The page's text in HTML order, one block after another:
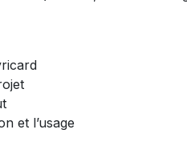
et l’usage